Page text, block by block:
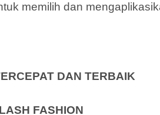
memilih dan
DAN TERBAIK
FASHION